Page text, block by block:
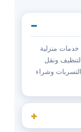
منزلية
ونقل
وشراء